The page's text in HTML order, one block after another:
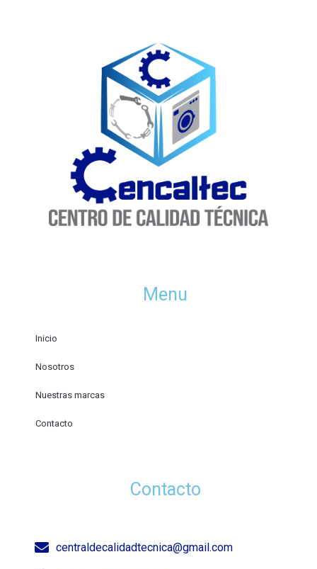
Menu
Inicio
Nosotros
Nuestras marcas
Contacto
Contacto
centraldecalidadtecnica@gmail.com